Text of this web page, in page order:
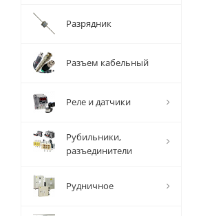
Разрядник
Разъем кабельный
Реле и датчики
Рубильники,
разъединители
Рудничное